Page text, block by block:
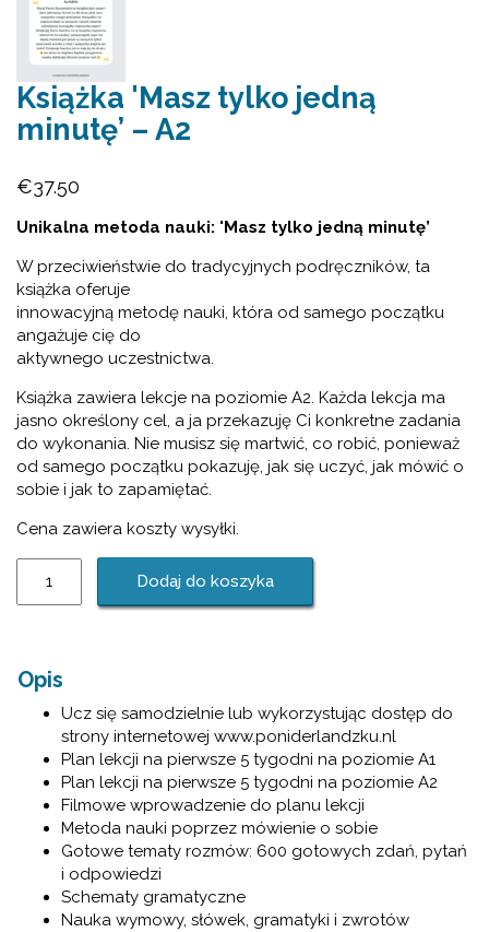
Książka 'Masz tylko jedną
minutę’ – A2
€37.50
Unikalna metoda nauki: 'Masz tylko jedną minutę’
W przeciwieństwie do tradycyjnych podręczników, ta
książka oferuje
innowacyjną metodę nauki, która od samego początku
angażuje cię do
aktywnego uczestnictwa.
Książka zawiera lekcje na poziomie A2. Każda lekcja ma
jasno określony cel, a ja przekazuję Ci konkretne zadania
do wykonania. Nie musisz się martwić, co robić, ponieważ
od samego początku pokazuję, jak się uczyć, jak mówić o
sobie i jak to zapamiętać.
Cena zawiera koszty wysyłki.
Książka
minutę'
Dodaj do koszyka
Opis
Ucz się samodzielnie lub wykorzystując dostęp do
strony internetowej www.poniderlandzku.nl
Plan lekcji na pierwsze 5 tygodni na poziomie A1
Plan lekcji na pierwsze 5 tygodni na poziomie A2
Filmowe wprowadzenie do planu lekcji
Metoda nauki poprzez mówienie o sobie
Gotowe tematy rozmów: 600 gotowych zdań, pytań
i odpowiedzi
Schematy gramatyczne
Nauka wymowy, słówek, gramatyki i zwrotów